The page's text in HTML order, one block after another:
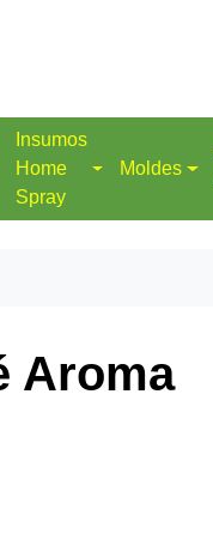
Insumos
Home
Spray
Moldes
Aroma